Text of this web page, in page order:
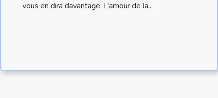
vous en dira davantage. L’amour de la...